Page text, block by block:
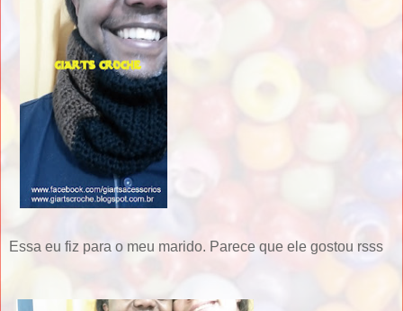
Essa eu fiz para o meu marido. Parece que ele gostou rsss